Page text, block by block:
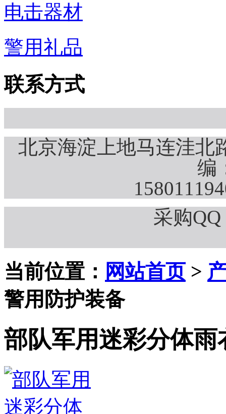
电击器材
警用礼品
联系方式
北京海淀上地马连洼北
编
采购QQ
当前位置： 网站首页>
警用防护装备
部队军用迷彩分体雨